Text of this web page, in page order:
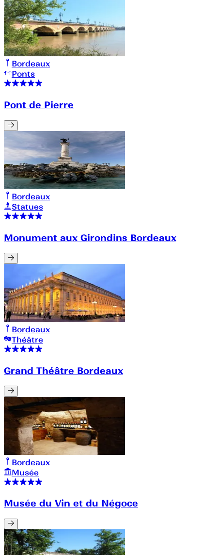
Bordeaux
Ponts
Pont de Pierre
Bordeaux
Statues
Monument aux Girondins Bordeaux
Bordeaux
Théâtre
Grand Théâtre Bordeaux
Bordeaux
Musée
Musée du Vin et du Négoce